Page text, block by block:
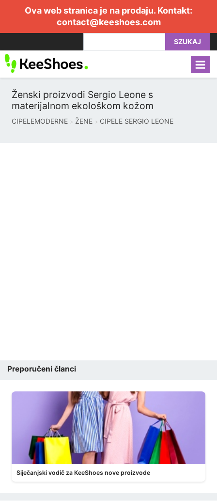
Ova web stranica je na prodaju. Kontakt:
contact@keeshoes.com
SZUKAJ
Ženski proizvodi Sergio Leone s
materijalnom ekološkom kožom
CIPELEMODERNE ŽENE CIPELE SERGIO LEONE
Preporučeni članci
Siječanjski vodič za KeeShoes nove proizvode